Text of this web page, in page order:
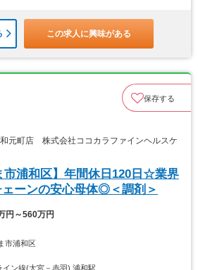
この求人に興味がある
保存する
元町店 株式会社ココカラファインヘルスケ
市浦和区】年間休日120日☆業界
ェーンの安心母体◎＜調剤＞
円～560万円
市浦和区
イン線(大宮－赤羽) 浦和駅